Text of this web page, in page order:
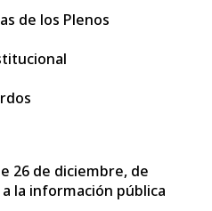
de los Plenos
26 de diciembre, de
la información pública